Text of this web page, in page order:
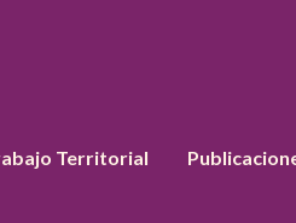
Territorial